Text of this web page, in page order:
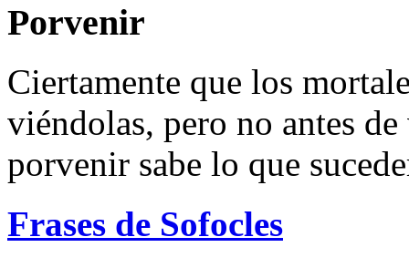
Porvenir
Ciertamente que los
viéndolas, pero no antes
porvenir sabe lo que
Frases de Sofocles